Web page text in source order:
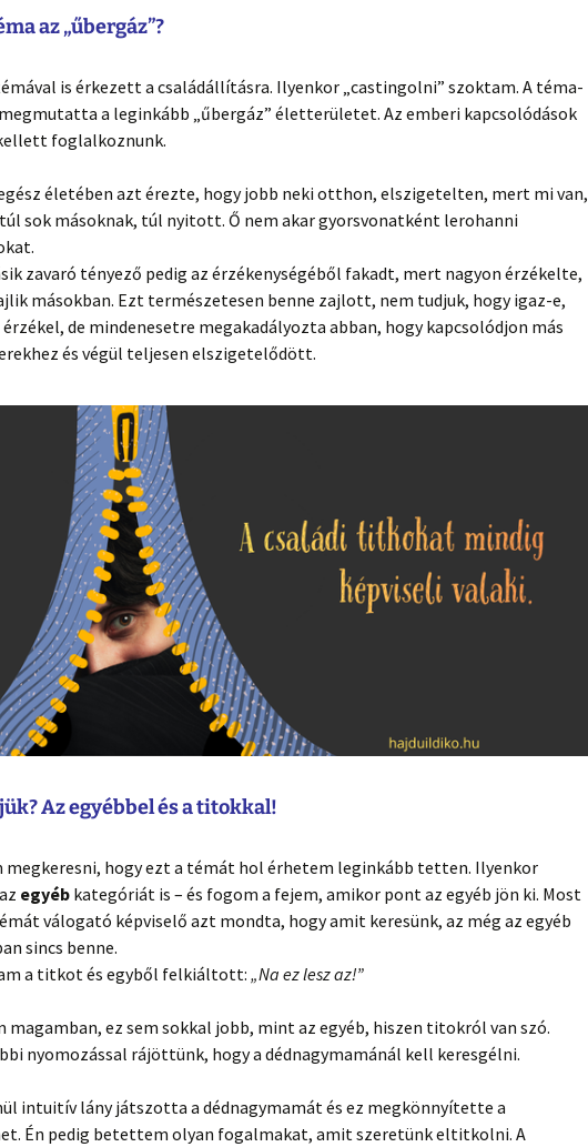
az „űbergáz”?
is érkezett a családállításra. Ilyenkor „castingolni” szoktam. A téma-
a leginkább „űbergáz” életterületet. Az emberi kapcsolódások
foglalkoznunk.
életében azt érezte, hogy jobb neki otthon, elszigetelten, mert mi van,
sok másoknak, túl nyitott. Ő nem akar gyorsvonatként lerohanni
zavaró tényező pedig az érzékenységéből fakadt, mert nagyon érzékelte,
másokban. Ezt természetesen benne zajlott, nem tudjuk, hogy igaz-e,
de mindenesetre megakadályozta abban, hogy kapcsolódjon más
és végül teljesen elszigetelődött.
Az egyébbel és a titokkal!
megkeresni, hogy ezt a témát hol érhetem leginkább tetten. Ilyenkor
egyéb kategóriát is – és fogom a fejem, amikor pont az egyéb jön ki. Most
válogató képviselő azt mondta, hogy amit keresünk, az még az egyéb
sincs benne.
a titkot és egyből felkiáltott:„Na ez lesz az!”
magamban, ez sem sokkal jobb, mint az egyéb, hiszen titokról van szó.
nyomozással rájöttünk, hogy a dédnagymamánál kell keresgélni.
intuitív lány játszotta a dédnagymamát és ez megkönnyítette a
Én pedig betettem olyan fogalmakat, amit szeretünk eltitkolni. A